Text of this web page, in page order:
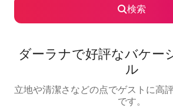
検索
ダーラナで好評なバケー
ル
立地や清潔さなどの点でゲストに高
です。